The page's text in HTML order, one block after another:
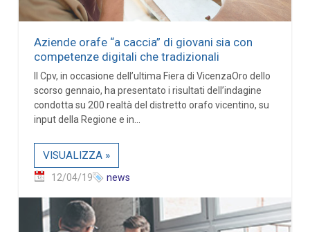
Aziende orafe “a caccia” di giovani sia con
competenze digitali che tradizionali
Il Cpv, in occasione dell’ultima Fiera di VicenzaOro dello
scorso gennaio, ha presentato i risultati dell’indagine
condotta su 200 realtà del distretto orafo vicentino, su
input della Regione e in...
VISUALIZZA »
12/04/19 news